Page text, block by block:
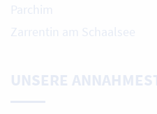
Parchim
Zarrentin am Schaalsee
UNSERE